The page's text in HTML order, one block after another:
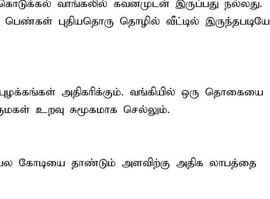
வாங்கலில் கவனமுடன் இருப்பது நல்லது.
புதியதொரு தொழில் வீட்டில் இருந்தபடியே
அதிகரிக்கும். வங்கியில் ஒரு தொகையை
உறவு சுமூகமாக செல்லும்.
கோடியை தாண்டும் அளவிற்கு அதிக லாபத்தை